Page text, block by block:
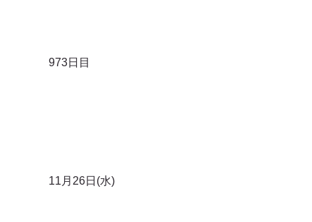
973日目
11月26日(水)